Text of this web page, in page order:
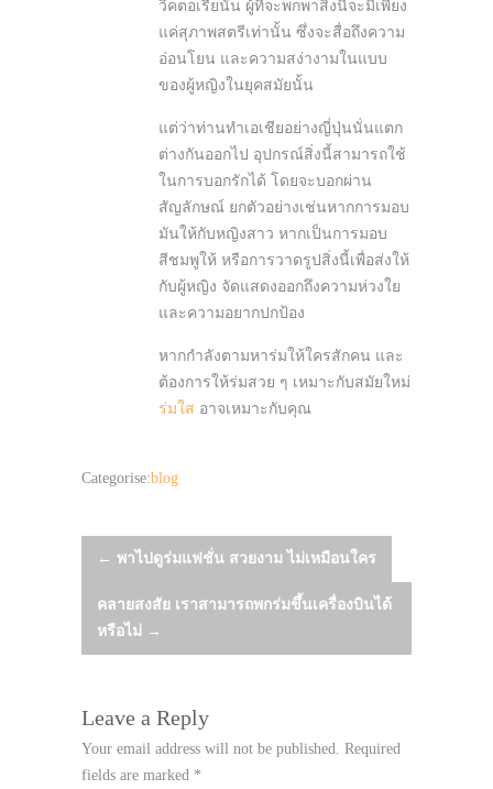
วิคตอเรียนั้น ผู้ที่จะพกพาสิ่งนี้จะมีเพียง
แค่สุภาพสตรีเท่านั้น ซึ่งจะสื่อถึงความ
อ่อนโยน และความสง่างามในแบบ
ของผู้หญิงในยุคสมัยนั้น
แต่ว่าท่านทำเอเชียอย่างญี่ปุ่นนั่นแตก
ต่างกันออกไป อุปกรณ์สิ่งนี้สามารถใช้
ในการบอกรักได้ โดยจะบอกผ่าน
สัญลักษณ์ ยกตัวอย่างเช่นหากการมอบ
มันให้กับหญิงสาว หากเป็นการมอบ
สีชมพูให้ หรือการวาดรูปสิ่งนี้เพื่อส่งให้
กับผู้หญิง จัดแสดงออกถึงความห่วงใย
และความอยากปกป้อง
หากกำลังตามหาร่มให้ใครสักคน และ
ต้องการให้ร่มสวย ๆ เหมาะกับสมัยใหม่
ร่มใส อาจเหมาะกับคุณ
Categorise:blog
Post
navigation
← พาไปดูร่มแฟชั่น สวยงาม ไม่เหมือนใคร
คลายสงสัย เราสามารถพกร่มขึ้นเครื่องบินได้
หรือไม่ →
Leave a Reply
Your email address will not be published. Required
fields are marked *